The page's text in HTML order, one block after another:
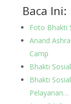
Baca Ini:
Foto Bhakti
Anand
Camp
Bhakti
Bhakti
Pelayanan…